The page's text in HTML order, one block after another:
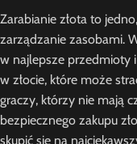
Zarabianie złota to
zarządzanie zasobami.
w najlepsze przedmioty
w złocie, które może
graczy, którzy nie mają
bezpiecznego zakupu
skupić się na